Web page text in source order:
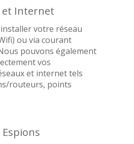
et Internet
votre réseau
ou via courant
pouvons également
vos
et internet tels
routeurs, points